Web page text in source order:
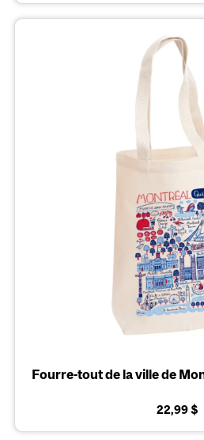
Fourre-tout de la ville de
22,99 $